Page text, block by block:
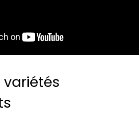
variétés